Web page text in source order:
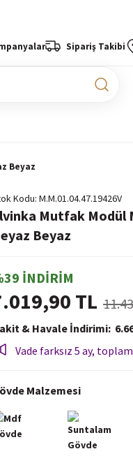
Sipariş Takibi
Beyaz
Kodu M.M.01.04.47.19426V
Mutfak Modül
Beyaz
İNDİRİM
TL
& Havale İndirimi
Vade farksız 5 ay,
Malzemesi